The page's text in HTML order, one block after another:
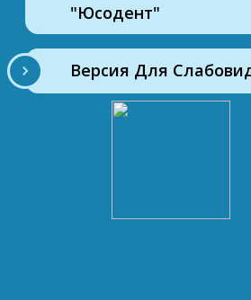
"Юсодент"
Версия Для